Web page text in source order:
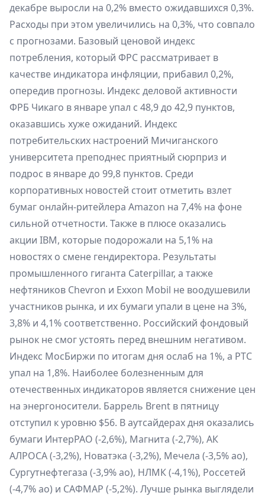
декабре выросли на 0,2% вместо ожидавшихся 0,3%.
Расходы при этом увеличились на 0,3%, что совпало
с прогнозами. Базовый ценовой индекс
потребления, который ФРС рассматривает в
качестве индикатора инфляции, прибавил 0,2%,
опередив прогнозы. Индекс деловой активности
ФРБ Чикаго в январе упал с 48,9 до 42,9 пунктов,
оказавшись хуже ожиданий. Индекс
потребительских настроений Мичиганского
университета преподнес приятный сюрприз и
подрос в январе до 99,8 пунктов. Среди
корпоративных новостей стоит отметить взлет
бумаг онлайн-ритейлера Amazon на 7,4% на фоне
сильной отчетности. Также в плюсе оказались
акции IBM, которые подорожали на 5,1% на
новостях о смене гендиректора. Результаты
промышленного гиганта Caterpillar, а также
нефтяников Chevron и Exxon Mobil не воодушевили
участников рынка, и их бумаги упали в цене на 3%,
3,8% и 4,1% соответственно. Российский фондовый
рынок не смог устоять перед внешним негативом.
Индекс МосБиржи по итогам дня ослаб на 1%, а РТС
упал на 1,8%. Наиболее болезненным для
отечественных индикаторов является снижение цен
на энергоносители. Баррель Brent в пятницу
отступил к уровню $56. В аутсайдерах дня оказались
бумаги ИнтерРАО (-2,6%), Магнита (-2,7%), АК
АЛРОСА (-3,2%), Новатэка (-3,2%), Мечела (-3,5% ао),
Сургутнефтегаза (-3,9% ао), НЛМК (-4,1%), Россетей
(-4,7% ао) и САФМАР (-5,2%). Лучше рынка выглядели